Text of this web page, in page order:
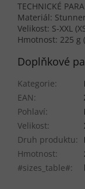
TECHNICKÉ
Materiál:
Velikost: S-XXL
Hmotnost: 225 g
Doplňkové
Kategorie:
EAN:
Pohlaví:
Velikost:
Druh produktu:
Hmotnost:
#sizes_table#: